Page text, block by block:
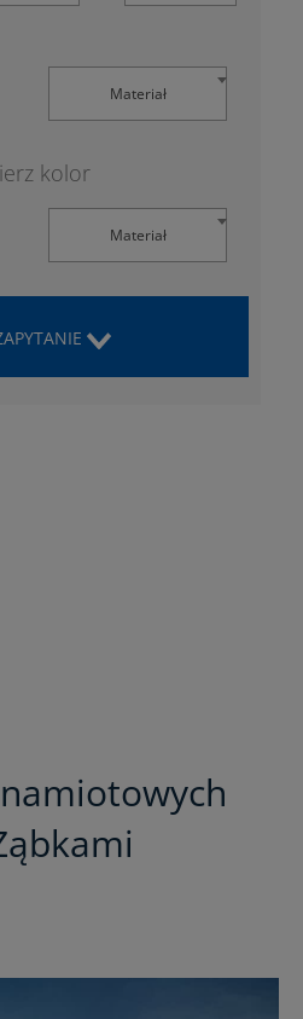
Materiał
kolor
Materiał